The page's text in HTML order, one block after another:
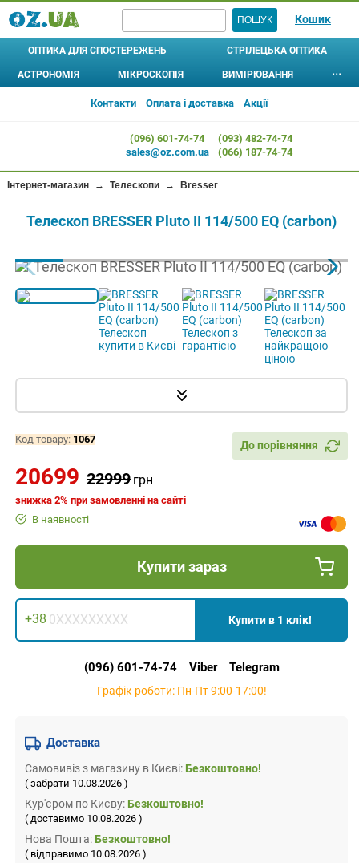
Кошик
ОПТИКА ДЛЯ СПОСТЕРЕЖЕНЬ
ШТАТИВИ
СТРІЛЕЦЬКА ОПТИКА
ПРИЦІЛИ ОПТИЧНІ
ПРИЦІЛИ ЛАЗЕРНІ (ЛЦВ)
ТЕПЛОВІЗОРИ
ДАЛЕКОМІРИ
СОШКИ (УПОРИ)
АСТРОНОМІЯ
Для дітей
АСТРОБІНОКЛІ⊚⊚
ФІЛЬТРИ
МІКРОСКОПІЯ
МІКРОСКОПИ
Шкільні
Лабораторні
Кишенькові
Цифрові
ОБ'ЄКТИВИ
МІКРОПРЕПАРАТИ
ЦИФРОВІ КАМЕРИ
ВИМІРЮВАННЯ
АЛКОТЕСТЕРИ
АНЕМОМЕТРИ
ДАТЧИКИ
⋯
Контакти Оплата і доставка Акції
(096) 601-74-74
sales@oz.com.ua
(093) 482-74-74
(066) 187-74-74
Інтернет-магазин → Телескопи → Bresser
Телескоп BRESSER Pluto II 114/500 EQ (carbon)
До порівняння
Код товару: 1067
20699 22999 грн
знижка 2% при замовленні на сайті
В наявності
Купити зараз
+38 Купити в 1 клік!
(096) 601-74-74 Viber Telegram
Графік роботи: Пн-Пт 9:00-17:00!
Доставка
Самовивіз з магазину в Києві:Безкоштовно!
( забрати 10.08.2026 )
Кур'єром по Києву:Безкоштовно!
( доставимо 10.08.2026 )
Нова Пошта:Безкоштовно!
( відправимо 10.08.2026 )